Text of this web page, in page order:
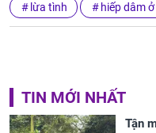
lừa tình hiếp dâm
TIN MỚI NHẤT
Tận